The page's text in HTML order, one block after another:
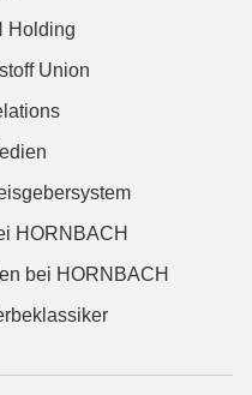
Holding
Union
HORNBACH
bei HORNBACH